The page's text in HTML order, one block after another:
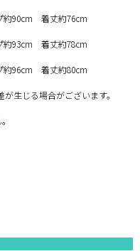
90cm 着丈約76cm
93cm 着丈約78cm
96cm 着丈約80cm
生じる場合がございます。